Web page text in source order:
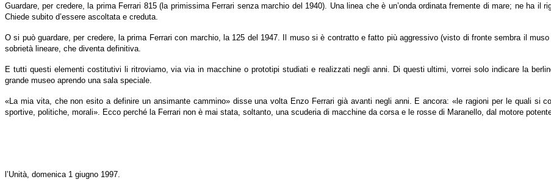
Guardare, per credere, la prima Ferrari 815 (la primissima Ferrari senza marchio del 1940). Una linea che è un’onda ordinata fremente di mare; ne ha il
Chiede subito d’essere ascoltata e creduta.
O si può guardare, per credere, la prima Ferrari con marchio, la 125 del 1947. Il muso si è contratto e fatto più aggressivo (visto di fronte sembra il
sobrietà lineare, che diventa definitiva.
E tutti questi elementi costitutivi li ritroviamo, via via in macchine o prototipi studiati e realizzati negli anni. Di questi ultimi, vorrei solo indicare la
grande museo aprendo una sala speciale.
«La mia vita, che non esito a definire un ansimante cammino» disse una volta Enzo Ferrari già avanti negli anni. E ancora: «le ragioni per le quali si
sportive, politiche, morali». Ecco perché la Ferrari non è mai stata, soltanto, una scuderia di macchine da corsa e le rosse di Maranello, dal motore
l’Unità, domenica 1 giugno 1997.